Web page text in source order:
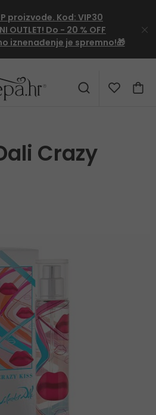
proizvode. Kod: VIP30
OUTLET! Do - 20 % OFF
iznenađenje je spremno!🎁
Crazy